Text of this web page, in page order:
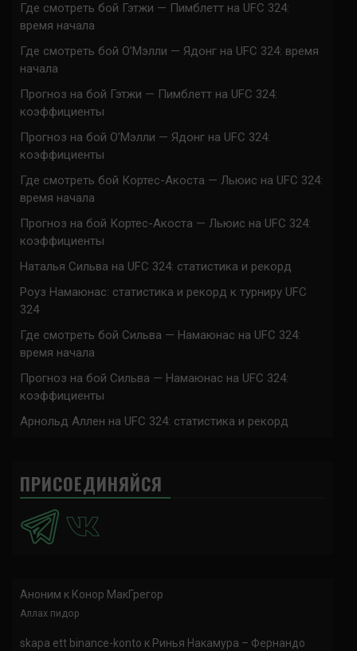
Где смотреть бой Гэтжи — Пимблетт на UFC 324:
время начала
Где смотреть бой О’Мэлли — Ядонг на UFC 324: время
начала
Прогноз на бой Гэтжи — Пимблетт на UFC 324:
коэффициенты
Прогноз на бой О’Мэлли — Ядонг на UFC 324:
коэффициенты
Где смотреть бой Кортес-Акоста — Льюис на UFC 324:
время начала
Прогноз на бой Кортес-Акоста — Льюис на UFC 324:
коэффициенты
Наталья Сильва на UFC 324: статистика и рекорд
Роуз Намаюнас: статистика и рекорд к турниру UFC
324
Где смотреть бой Сильва — Намаюнас на UFC 324:
время начала
Прогноз на бой Сильва — Намаюнас на UFC 324:
коэффициенты
Арнольд Аллен на UFC 324: статистика и рекорд
ПРИСОЕДИНЯЙСЯ
Аноним к Конор МакГрегор
Аллах пидор
skapa ett binance-konto к Ринья Накамура – Фернандо